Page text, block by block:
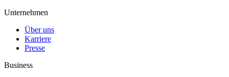
Unternehmen
Über uns
Karriere
Presse
Business